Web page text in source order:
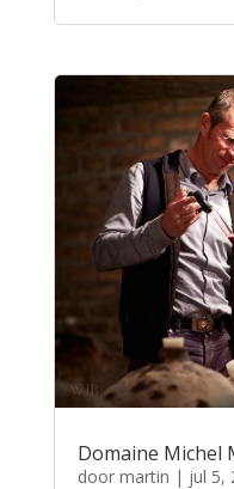
Domaine Michel
door martin | jul 5,